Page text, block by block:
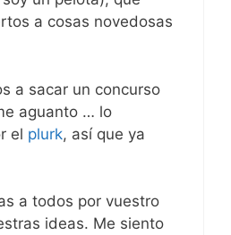
a cosas novedosas
a sacar un concurso
aguanto … lo
el plurk, así que ya
a todos por vuestro
ideas. Me siento